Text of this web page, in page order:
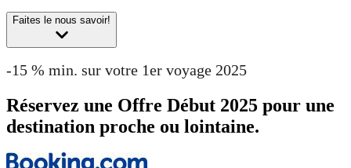
Faites le nous savoir!
-15 % min. sur votre 1er voyage 2025
Réservez une Offre Début 2025 pour une
destination proche ou lointaine.